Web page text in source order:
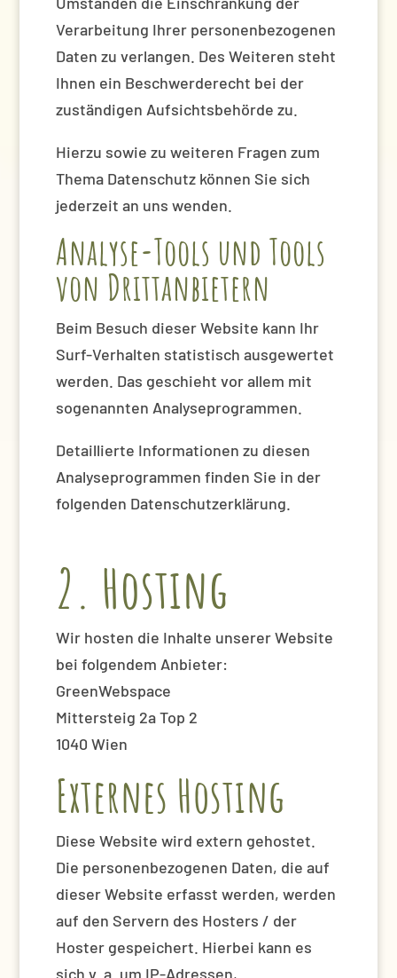
Verarbeitung Ihrer personenbezogenen
Daten zu verlangen. Des Weiteren steht
Ihnen ein Beschwerderecht bei der
zuständigen Aufsichtsbehörde zu.
Hierzu sowie zu weiteren Fragen zum
Thema Datenschutz können Sie sich
jederzeit an uns wenden.
Analyse-Tools und Tools
von Dritt­anbietern
Beim Besuch dieser Website kann Ihr
Surf-Verhalten statistisch ausgewertet
werden. Das geschieht vor allem mit
sogenannten Analyseprogrammen.
Detaillierte Informationen zu diesen
Analyseprogrammen finden Sie in der
folgenden Datenschutzerklärung.
2. Hosting
Wir hosten die Inhalte unserer Website
bei folgendem Anbieter:
GreenWebspace
Mittersteig 2a Top 2
1040 Wien
Externes Hosting
Diese Website wird extern gehostet.
Die personenbezogenen Daten, die auf
dieser Website erfasst werden, werden
auf den Servern des Hosters / der
Hoster gespeichert. Hierbei kann es
sich v. a. um IP-Adressen,